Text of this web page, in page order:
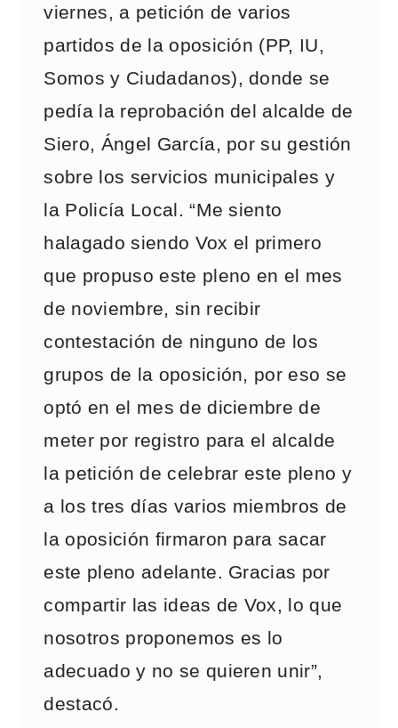
viernes, a petición de varios
partidos de la oposición (PP, IU,
Somos y Ciudadanos), donde se
pedía la reprobación del alcalde de
Siero, Ángel García, por su gestión
sobre los servicios municipales y
la Policía Local. “Me siento
halagado siendo Vox el primero
que propuso este pleno en el mes
de noviembre, sin recibir
contestación de ninguno de los
grupos de la oposición, por eso se
optó en el mes de diciembre de
meter por registro para el alcalde
la petición de celebrar este pleno y
a los tres días varios miembros de
la oposición firmaron para sacar
este pleno adelante. Gracias por
compartir las ideas de Vox, lo que
nosotros proponemos es lo
adecuado y no se quieren unir”,
destacó.